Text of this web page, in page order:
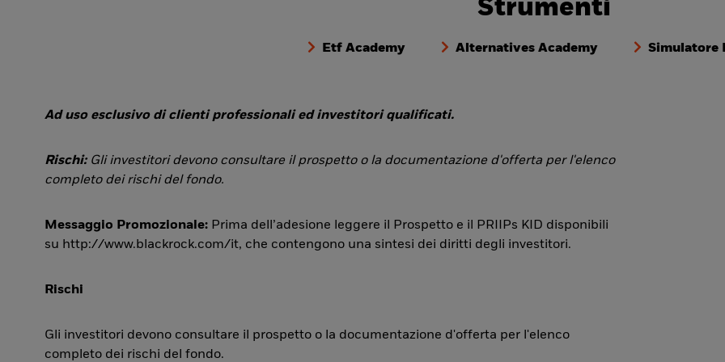
Strumenti
Etf Academy Alternatives Academy Simulatore
Ad uso esclusivo di clienti professionali ed investitori qualificati.
Rischi: Gli investitori devono consultare il prospetto o la documentazione d'offerta per l'elenco
completo dei rischi del fondo.
Messaggio Promozionale: Prima dell’adesione leggere il Prospetto e il PRIIPs KID disponibili
su http://www.blackrock.com/it, che contengono una sintesi dei diritti degli investitori.
Rischi
Gli investitori devono consultare il prospetto o la documentazione d'offerta per l'elenco
completo dei rischi del fondo.